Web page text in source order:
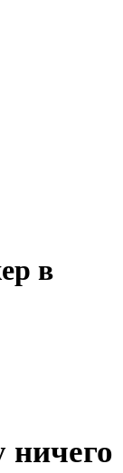
в
ничего